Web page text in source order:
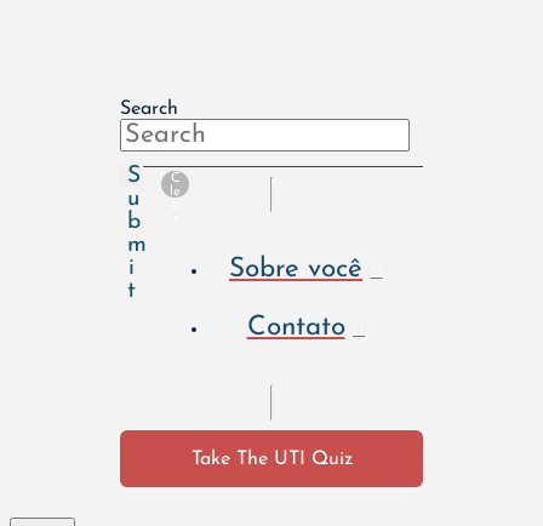
Search
S
u
b
m
i
t
C
le
Sobre você
Contato
Take The UTI Quiz